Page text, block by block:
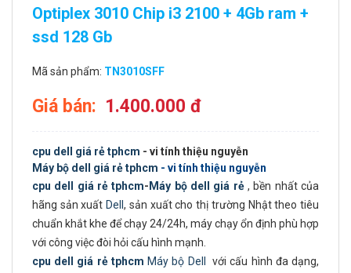
Optiplex 3010 Chip i3 2100 + 4Gb ram +
ssd 128 Gb
Mã sản phẩm: TN3010SFF
Giá bán: 1.400.000 đ
cpu dell giá rẻ tphcm - vi tính thiệu nguyễn
Máy bộ dell giá rẻ tphcm - vi tính thiệu nguyễn
cpu dell giá rẻ tphcm- Máy bộ dell giá rẻ, bền nhất của
hãng sản xuất Dell, sản xuất cho thị trường Nhật theo tiêu
chuẩn khắt khe để chạy 24/24h, máy chạy ổn định phù hợp
với công việc đòi hỏi cấu hình mạnh.
cpu dell giá rẻ tphcm Máy bộ Dell
với cấu hình đa dạng,